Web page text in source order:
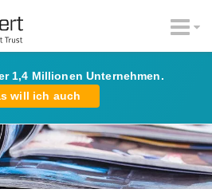
1,4 Millionen Unternehmen.
will ich auch